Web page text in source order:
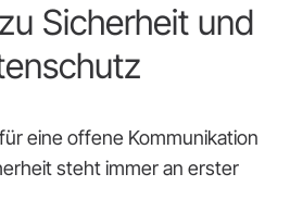
Sicherheit und
eine offene Kommunikation
steht immer an erster